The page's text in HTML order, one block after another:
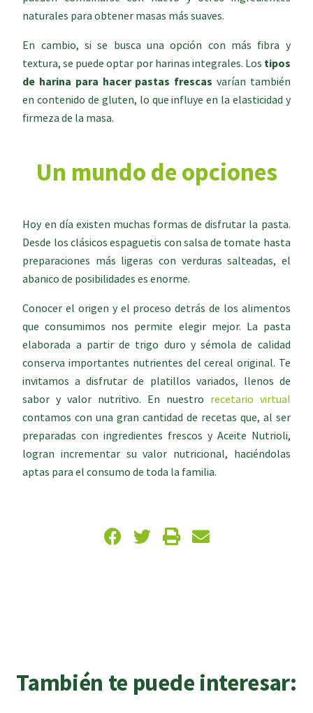
naturales para obtener masas más suaves.
En cambio, si se busca una opción con más fibra y
textura, se puede optar por harinas integrales. Los tipos
de harina para hacer pastas frescas varían también
en contenido de gluten, lo que influye en la elasticidad y
firmeza de la masa.
Un mundo de opciones
Hoy en día existen muchas formas de disfrutar la pasta.
Desde los clásicos espaguetis con salsa de tomate hasta
preparaciones más ligeras con verduras salteadas, el
abanico de posibilidades es enorme.
Conocer el origen y el proceso detrás de los alimentos
que consumimos nos permite elegir mejor. La pasta
elaborada a partir de trigo duro y sémola de calidad
conserva importantes nutrientes del cereal original. Te
invitamos a disfrutar de platillos variados, llenos de
sabor y valor nutritivo. En nuestro recetario virtual
contamos con una gran cantidad de recetas que, al ser
preparadas con ingredientes frescos y Aceite Nutrioli,
logran incrementar su valor nutricional, haciéndolas
aptas para el consumo de toda la familia.
También te puede interesar: